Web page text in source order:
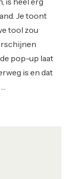
Je toont
tool zou
pop-up laat
is en dat